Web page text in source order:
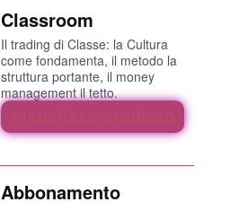
Classroom
Il trading di Classe: la Cultura
come fondamenta, il metodo la
struttura portante, il money
management il tetto.
Abbonamento